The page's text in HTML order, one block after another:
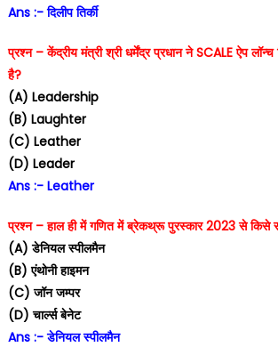
Ans :- दिलीप तिर्की
प्रश्न – केंद्रीय मंत्री श्री धर्मेंद्र प्रधान ने SCALE ऐप लॉन्च
है?
(A) Leadership
(B) Laughter
(C) Leather
(D) Leader
Ans :- Leather
प्रश्न – हाल ही में गणित में ब्रेकथ्रू पुरस्कार 2023 से किसे
(A) डेनियल स्पीलमैन
(B) एंथोनी हाइमन
(C) जॉन जम्पर
(D) चार्ल्स बेनेट
Ans :- डेनियल स्पीलमैन